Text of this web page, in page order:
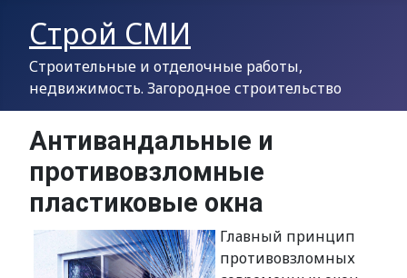
Строй СМИ
Строительные и отделочные работы,
недвижимость. Загородное строительство
Антивандальные и
противовзломные
пластиковые окна
Главный принцип
противовзломных